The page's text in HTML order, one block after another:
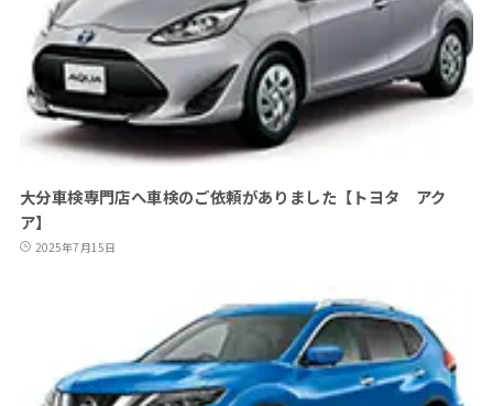
大分車検専門店へ車検のご依頼がありました【トヨタ アク
ア】
2025年7月15日